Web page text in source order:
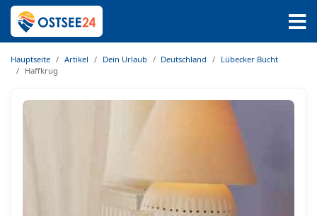
Hauptseite Artikel Dein Urlaub Deutschland
Lübecker Bucht
Haffkrug